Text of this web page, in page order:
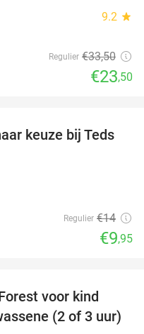
9.2 star
Regulier €33,50
€23,50
29%
keuze bij Teds
Regulier €14
€9,95
voor kind
(2 of 3 uur)